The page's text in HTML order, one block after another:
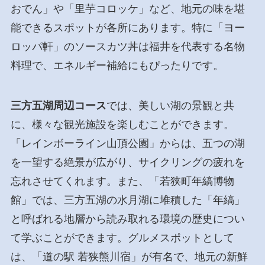
おでん」や「里芋コロッケ」など、地元の味を堪
能できるスポットが各所にあります。特に「ヨー
ロッパ軒」のソースカツ丼は福井を代表する名物
料理で、エネルギー補給にもぴったりです。
三方五湖周辺コースでは、美しい湖の景観と共
に、様々な観光施設を楽しむことができます。
「レインボーライン山頂公園」からは、五つの湖
を一望する絶景が広がり、サイクリングの疲れを
忘れさせてくれます。また、「若狭町年縞博物
館」では、三方五湖の水月湖に堆積した「年縞」
と呼ばれる地層から読み取れる環境の歴史につい
て学ぶことができます。グルメスポットとして
は、「道の駅 若狭熊川宿」が有名で、地元の新鮮